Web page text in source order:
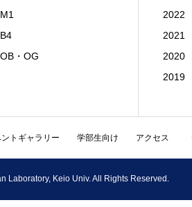
M1
B4
OB・OG
2022
2021
2020
2019
ントギャラリー 学部生向け アクセス
Laboratory, Keio Univ. All Rights Reserved.